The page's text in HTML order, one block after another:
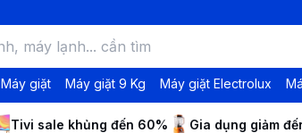
Máy giặt Máy giặt 9 Kg Máy giặt Electrolux
Tivi sale khủng đến 60% Gia dụng giảm